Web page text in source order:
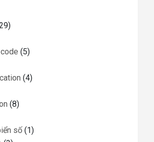
(5)
(4)
(8)
số (1)